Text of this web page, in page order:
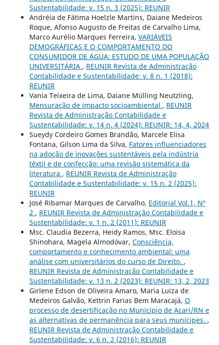
Sustentabilidade: v. 15 n. 3 (2025): REUNIR
Andréia de Fátima Hoelzle Martins, Daiane Medeiros
Roque, Afonso Augusto de Freitas de Carvalho Lima,
Marco Aurélio Marques Ferreira, VARIÁVEIS
DEMOGRÁFICAS E O COMPORTAMENTO DO
CONSUMIDOR DE ÁGUA: ESTUDO DE UMA POPULAÇÃO
UNIVERSITÁRIA , REUNIR Revista de Administração
Contabilidade e Sustentabilidade: v. 8 n. 1 (2018):
REUNIR
Vania Teixeira de Lima, Daiane Mülling Neutzling,
Mensuração de impacto socioambiental , REUNIR
Revista de Administração Contabilidade e
Sustentabilidade: v. 14 n. 4 (2024): REUNIR: 14, 4, 2024
Sueydy Cordeiro Gomes Brandão, Marcele Elisa
Fontana, Gilson Lima da Silva, Fatores influenciadores
na adoção de inovações sustentáveis pela indústria
têxtil e de confecção: uma revisão sistemática da
literatura , REUNIR Revista de Administração
Contabilidade e Sustentabilidade: v. 15 n. 2 (2025):
REUNIR
José Ribamar Marques de Carvalho, Editorial Vol.1, Nº
2 , REUNIR Revista de Administração Contabilidade e
Sustentabilidade: v. 1 n. 2 (2011): REUNIR
Msc. Claudia Bezerra, Heidy Ramos, Msc. Eloisa
Shinohara, Magela Almodóvar, Consciência,
comportamento e conhecimento ambiental: uma
análise com universitários do curso de Direito. ,
REUNIR Revista de Administração Contabilidade e
Sustentabilidade: v. 13 n. 2 (2023): REUNIR: 13, 2, 2023
Girlene Edson de Oliveira Amaro, Maria Luiza de
Medeiros Galvão, Kettrin Farias Bem Maracajá, O
processo de desertificação no Município de Acari/RN e
as alternativas de permanência para seus munícipes. ,
REUNIR Revista de Administração Contabilidade e
Sustentabilidade: v. 6 n. 2 (2016): REUNIR